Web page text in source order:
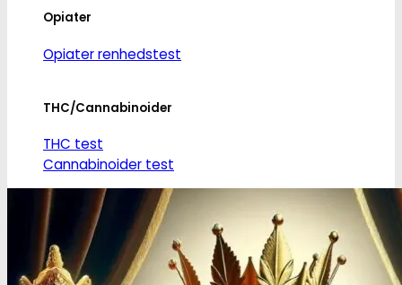
Opiater
Opiater renhedstest
THC/Cannabinoider
THC test
Cannabinoider test
Robadope
Robadope tests